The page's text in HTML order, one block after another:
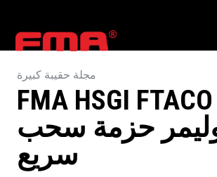
مجلة حقيبة كبيرة
FMA HSGI FTACO
حزمة سحب
سريع